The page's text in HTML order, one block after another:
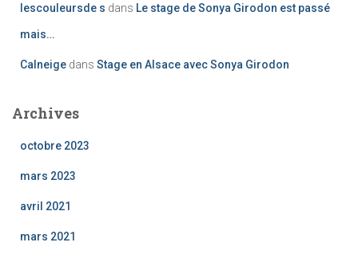
lescouleursde s dans Le stage de Sonya Girodon est passé
mais…
Calneige dans Stage en Alsace avec Sonya Girodon
Archives
octobre 2023
mars 2023
avril 2021
mars 2021